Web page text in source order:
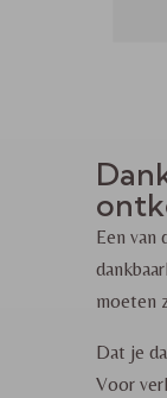
Een van
moeten
Dat je
Voor